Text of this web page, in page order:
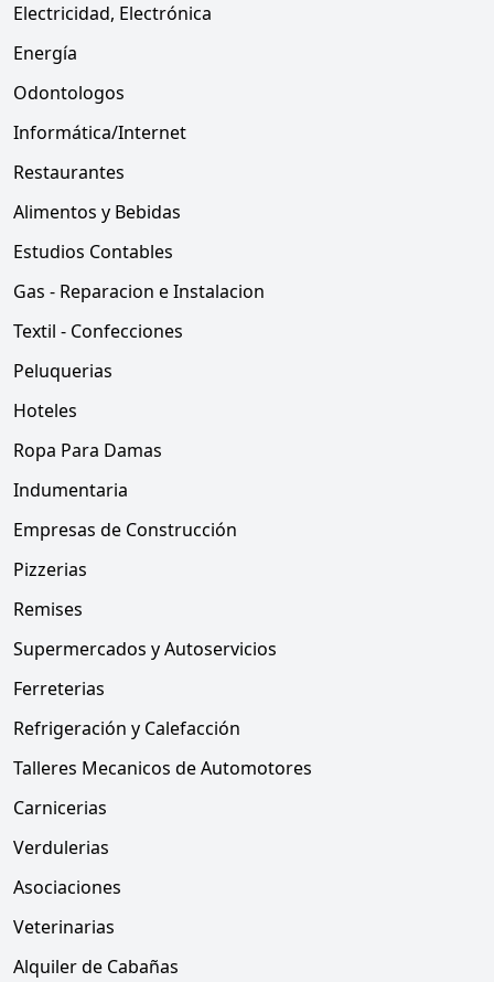
Electricidad, Electrónica
Energía
Odontologos
Informática/Internet
Restaurantes
Alimentos y Bebidas
Estudios Contables
Gas - Reparacion e Instalacion
Textil - Confecciones
Peluquerias
Hoteles
Ropa Para Damas
Indumentaria
Empresas de Construcción
Pizzerias
Remises
Supermercados y Autoservicios
Ferreterias
Refrigeración y Calefacción
Talleres Mecanicos de Automotores
Carnicerias
Verdulerias
Asociaciones
Veterinarias
Alquiler de Cabañas